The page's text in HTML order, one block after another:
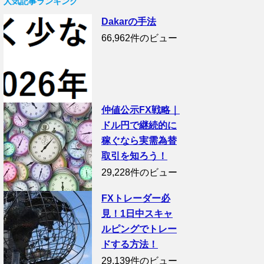
Dakarの手法
66,962件のビュー
仲値公示FX戦略｜
ドル円で継続的に
稼ぐなら実需為替
取引を知ろう！
29,228件のビュー
FXトレーダー必
見！1日中スキャ
ルピングでトレー
ドする方法！
29,139件のビュー